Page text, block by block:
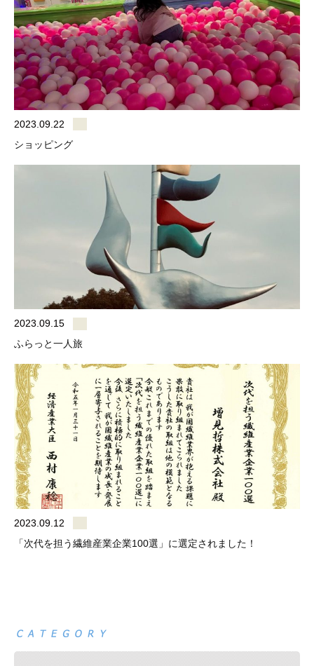
2023.09.22
ショッピング
2023.09.15
ふらっと一人旅
2023.09.12
「次代を担う繊維産業企業100選」に選定されました！